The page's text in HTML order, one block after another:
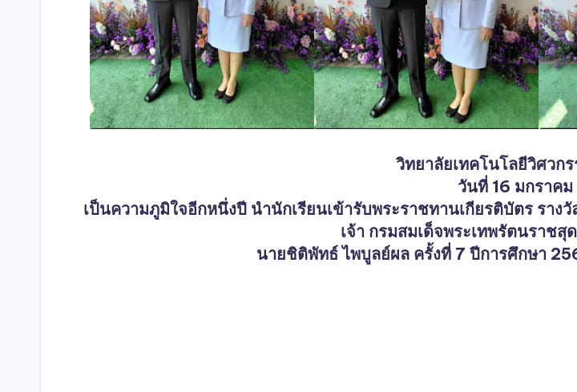
วิทยาลัยเทคโนโลยีวิศวก
วันที่ 16 มกราค
เป็นความภูมิใจอีกหนึ่งปี นำนักเรียนเข้ารับพระราชทานเกียรติบัตร ราง
เจ้า กรมสมเด็จพระเทพรัตนราชสุ
นายชิติพัทธ์ ไพบูลย์ผล ครั้งที่ 7 ปีการศึกษา